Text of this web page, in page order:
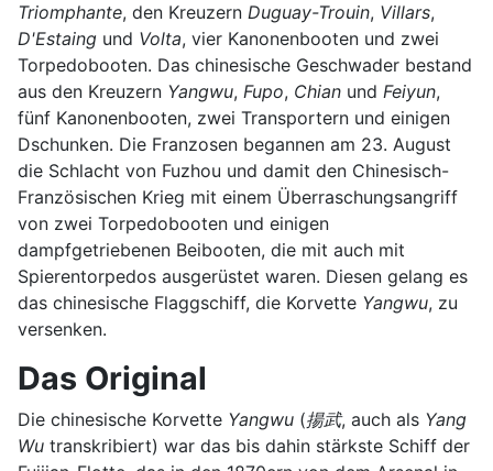
Triomphante, den Kreuzern Duguay-Trouin, Villars,
D'Estaing und Volta, vier Kanonenbooten und zwei
Torpedobooten. Das chinesische Geschwader bestand
aus den Kreuzern Yangwu, Fupo, Chian und Feiyun,
fünf Kanonenbooten, zwei Transportern und einigen
Dschunken. Die Franzosen begannen am 23. August
die Schlacht von Fuzhou und damit den Chinesisch-
Französischen Krieg mit einem Überraschungsangriff
von zwei Torpedobooten und einigen
dampfgetriebenen Beibooten, die mit auch mit
Spierentorpedos ausgerüstet waren. Diesen gelang es
das chinesische Flaggschiff, die Korvette Yangwu, zu
versenken.
Das Original
Die chinesische Korvette Yangwu (揚武, auch als Yang
Wu transkribiert) war das bis dahin stärkste Schiff der